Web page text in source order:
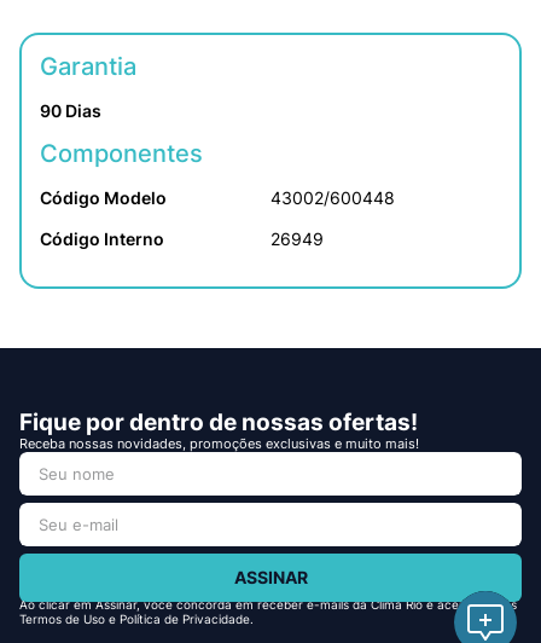
Garantia
90 Dias
Componentes
Código Modelo
43002/600448
Código Interno
26949
Fique por dentro de nossas ofertas!
Receba nossas novidades, promoções exclusivas e muito mais!
ASSINAR
Ao clicar em Assinar, você concorda em receber e-mails da Clima Rio e aceita nossos
Termos de Uso e Política de Privacidade.